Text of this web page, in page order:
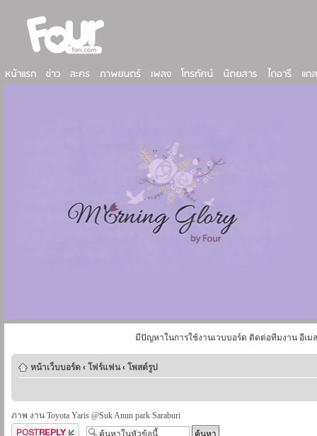
มีปัญหาในการใช้งานเวบบอร์ด ติดต่อทีมงาน อีเม
หน้าเว็บบอร์ด ‹ โฟร์แฟน ‹ โพสต์รูป
ภาพ งาน Toyota Yaris @Suk Anun park Saraburi
ตอบกระทู้